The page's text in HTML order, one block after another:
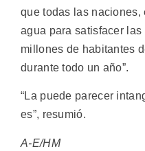
que todas las
agua para satisfacer
millones de habitantes
durante todo un año”.
“La puede parecer
es”, resumió.
A-E/HM